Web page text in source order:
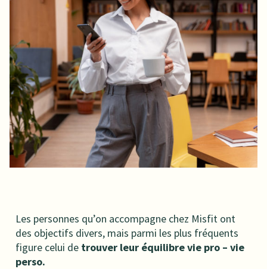
Les personnes qu’on accompagne chez Misfit ont
des objectifs divers, mais parmi les plus fréquents
figure celui de trouver leur équilibre vie pro – vie
perso.